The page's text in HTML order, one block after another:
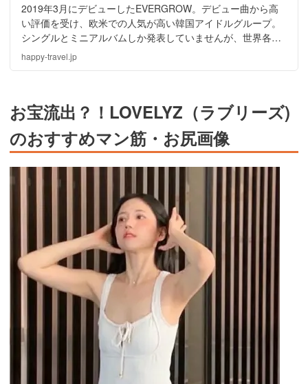
2019年3月にデビューしたEVERGROW。デビュー曲から高
い評価を受け、欧米での人気が高い韓国アイドルグループ。
シングルとミニアルバムしか発表していませんが、世界各国
で1位となり、フルアルバムの発表が楽しみです。そんな彼女
らの流出情報やお宝画像等をご紹介！
happy-travel.jp
お宝流出？！LOVELYZ（ラブリーズ)
のおすすめマン筋・お尻画像